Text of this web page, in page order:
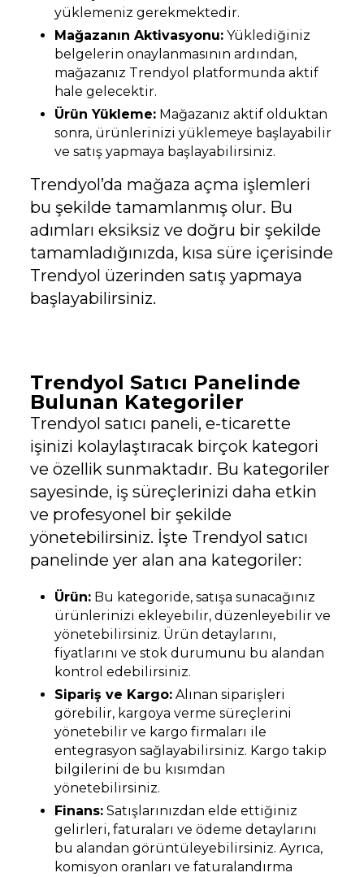
yüklemeniz gerekmektedir.
Mağazanın Aktivasyonu: Yüklediğiniz
belgelerin onaylanmasının ardından,
mağazanız Trendyol platformunda aktif
hale gelecektir.
Ürün Yükleme: Mağazanız aktif olduktan
sonra, ürünlerinizi yüklemeye başlayabilir
ve satış yapmaya başlayabilirsiniz.
Trendyol’da mağaza açma işlemleri
bu şekilde tamamlanmış olur. Bu
adımları eksiksiz ve doğru bir şekilde
tamamladığınızda, kısa süre içerisinde
Trendyol üzerinden satış yapmaya
başlayabilirsiniz.
Trendyol Satıcı Panelinde
Bulunan Kategoriler
Trendyol satıcı paneli, e-ticarette
işinizi kolaylaştıracak birçok kategori
ve özellik sunmaktadır. Bu kategoriler
sayesinde, iş süreçlerinizi daha etkin
ve profesyonel bir şekilde
yönetebilirsiniz. İşte Trendyol satıcı
panelinde yer alan ana kategoriler:
Ürün: Bu kategoride, satışa sunacağınız
ürünlerinizi ekleyebilir, düzenleyebilir ve
yönetebilirsiniz. Ürün detaylarını,
fiyatlarını ve stok durumunu bu alandan
kontrol edebilirsiniz.
Sipariş ve Kargo: Alınan siparişleri
görebilir, kargoya verme süreçlerini
yönetebilir ve kargo firmaları ile
entegrasyon sağlayabilirsiniz. Kargo takip
bilgilerini de bu kısımdan
yönetebilirsiniz.
Finans: Satışlarınızdan elde ettiğiniz
gelirleri, faturaları ve ödeme detaylarını
bu alandan görüntüleyebilirsiniz. Ayrıca,
komisyon oranları ve faturalandırma